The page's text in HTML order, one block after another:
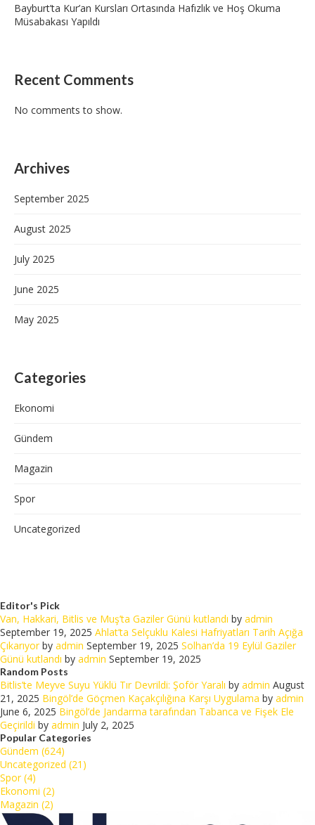
Bayburt’ta Kur’an Kursları Ortasında Hafızlık ve Hoş Okuma
Müsabakası Yapıldı
Recent Comments
No comments to show.
Archives
September 2025
August 2025
July 2025
June 2025
May 2025
Categories
Ekonomi
Gündem
Magazin
Spor
Uncategorized
Editor's Pick
Van, Hakkari, Bitlis ve Muş’ta Gaziler Günü kutlandı by admin
September 19, 2025 Ahlat’ta Selçuklu Kalesi Hafriyatları Tarih Açığa
Çıkarıyorby admin September 19, 2025 Solhan’da 19 Eylül Gaziler
Günü kutlandı by admin September 19, 2025
Random Posts
Bitlis’te Meyve Suyu Yüklü Tır Devrildi: Şoför Yaralı by admin August
21, 2025 Bingöl’de Göçmen Kaçakçılığına Karşı Uygulama by admin
June 6, 2025 Bingöl’de Jandarma tarafından Tabanca ve Fişek Ele
Geçirildi by admin July 2, 2025
Popular Categories
Gündem (624)
Uncategorized (21)
Spor (4)
Ekonomi (2)
Magazin (2)